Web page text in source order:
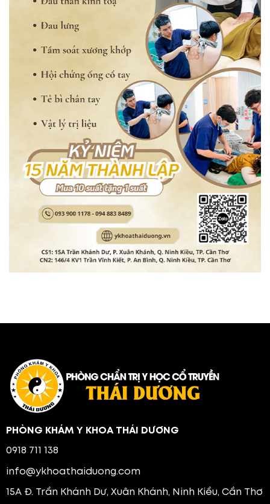
PHÒNG KHÁM Y KHOA THÁI DƯƠNG
0918 711 138
info@ykhoathaiduong.com
15A Đ. Trần Khánh Dư, Xuân Khánh, Ninh Kiều, Cần Thơ